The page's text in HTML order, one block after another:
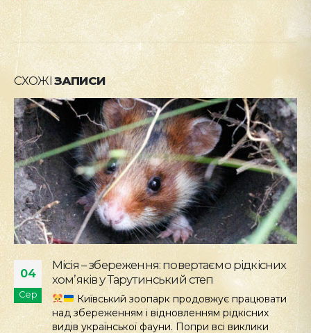
СХОЖІ ЗАПИСИ
28
Лип
Стань науковцем у КиївЗоо
Стань науковцем у КиївЗоо: на території
зоопарку з'явилися інформаційні стенди проєкту
iNaturalist! Київський зоологічний парк
розпочинає новий етап з проектом...